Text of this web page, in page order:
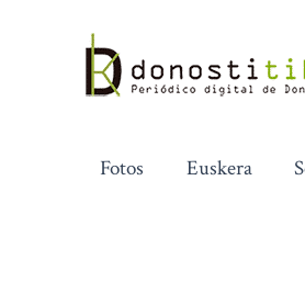
contenido
Fotos Euskera